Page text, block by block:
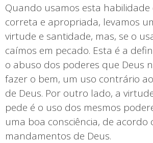
Quando usamos esta
correta e apropriada, levamos
virtude e santidade, mas, se o
caímos em pecado. Esta é a
o abuso dos poderes que Deus
fazer o bem, um uso contrário
de Deus. Por outro lado, a
pede é o uso dos mesmos
uma boa consciência, de acordo
mandamentos de Deus.